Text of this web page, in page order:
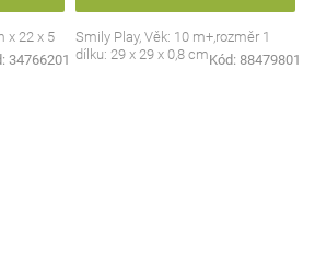
x 22 x 5
34766201
Smily Play, Věk: 10 m+,rozměr 1
dílku: 29 x 29 x 0,8 cmKód: 88479801